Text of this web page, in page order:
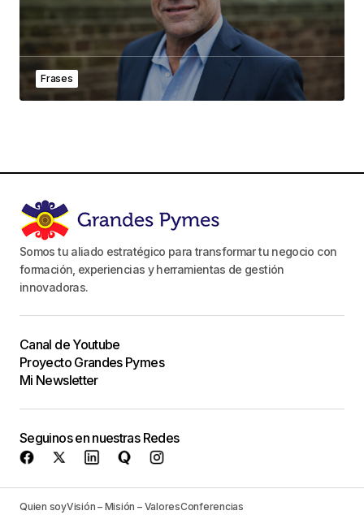
Frases
Somos tu aliado estratégico para transformar tu negocio con
formación, experiencias y herramientas de gestión
innovadoras.
Canal de Youtube
Proyecto Grandes Pymes
Mi Newsletter
Seguinos en nuestras Redes
Quien soyVisión – Misión – ValoresConferencias